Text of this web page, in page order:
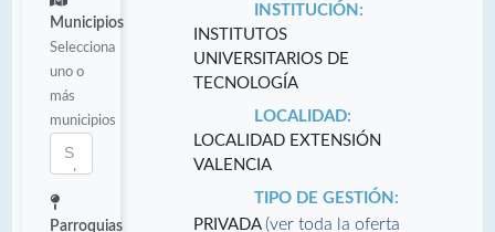
Municipios
Selecciona
uno o
más
municipios
Parroquias
INSTITUCIÓN:
INSTITUTOS
UNIVERSITARIOS DE
TECNOLOGÍA
LOCALIDAD:
LOCALIDAD EXTENSIÓN
VALENCIA
TIPO DE GESTIÓN:
PRIVADA (ver toda la oferta